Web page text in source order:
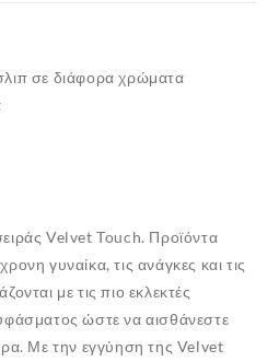
σε διάφορα χρώματα
Velvet Touch. Προϊόντα
γυναίκα, τις ανάγκες και τις
με τις πιο εκλεκτές
ώστε να αισθάνεστε
Με την εγγύηση της Velvet